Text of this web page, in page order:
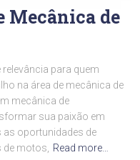
Mecânica de
para quem
na área de mecânica de
mecânica de
sua paixão em
as oportunidades de
de motos, Read more…